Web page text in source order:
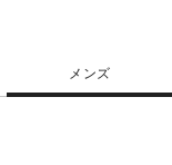
メンズ